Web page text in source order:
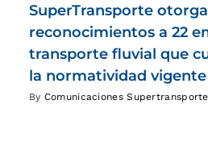
SuperTransporte otorga
reconocimientos a 22
transporte fluvial que
la normatividad
By Comunicaciones Supertransporte